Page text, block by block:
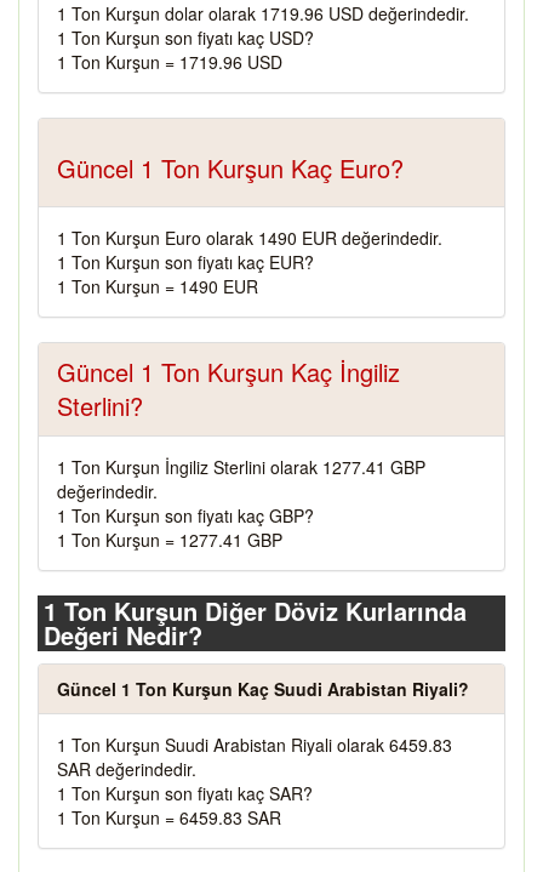
1 Ton Kurşun dolar olarak 1719.96 USD değerindedir.
1 Ton Kurşun son fiyatı kaç USD?
1 Ton Kurşun = 1719.96 USD
Güncel 1 Ton Kurşun Kaç Euro?
1 Ton Kurşun Euro olarak 1490 EUR değerindedir.
1 Ton Kurşun son fiyatı kaç EUR?
1 Ton Kurşun = 1490 EUR
Güncel 1 Ton Kurşun Kaç İngiliz
Sterlini?
1 Ton Kurşun İngiliz Sterlini olarak 1277.41 GBP
değerindedir.
1 Ton Kurşun son fiyatı kaç GBP?
1 Ton Kurşun = 1277.41 GBP
1 Ton Kurşun Diğer Döviz Kurlarında
Değeri Nedir?
Güncel 1 Ton Kurşun Kaç Suudi Arabistan Riyali?
1 Ton Kurşun Suudi Arabistan Riyali olarak 6459.83
SAR değerindedir.
1 Ton Kurşun son fiyatı kaç SAR?
1 Ton Kurşun = 6459.83 SAR